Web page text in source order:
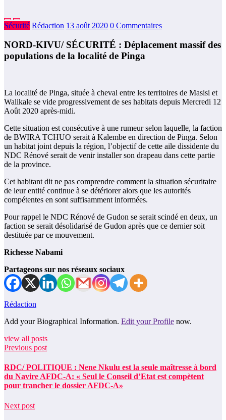
Sécurité Rédaction 13 août 2020 0 Commentaires
NORD-KIVU/ SÉCURITÉ : Déplacement massif des
populations de la localité de Pinga
La localité de Pinga, située à cheval entre les territoires de Masisi et
Walikale se vide progressivement de ses habitats depuis Mercredi 12
Août 2020 après-midi.
Cette situation est consécutive à une rumeur selon laquelle, la faction
de BWIRA TCHUO serait à Kalembe en direction de Pinga. Selon
un habitat joint depuis la région, l’objectif de cette aile dissidente du
NDC Rénové serait de venir installer son drapeau dans cette partie
de la province.
Cet habitant dit ne pas comprendre comment la situation sécuritaire
de leur entité continue à se détériorer alors que les autorités
compétentes en sont suffisamment informées.
Pour rappel le NDC Rénové de Gudon se serait scindé en deux, un
faction se serait désolidarisé de Gudon après que ce dernier soit
destituée par ce mouvement.
Richesse Nabami
Partageons sur nos réseaux sociaux
Rédaction
Add your Biographical Information. Edit your Profile now.
view all posts
Previous post
RDC/ POLITIQUE : Nene Nkulu est la seule maîtresse à bord
du Navire AFDC-A: « Seul le Conseil d’Etat est compètent
pour trancher le dossier AFDC-A»
Next post